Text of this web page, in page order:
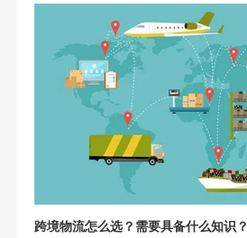
跨境物流怎么选？需要具备什么知识？